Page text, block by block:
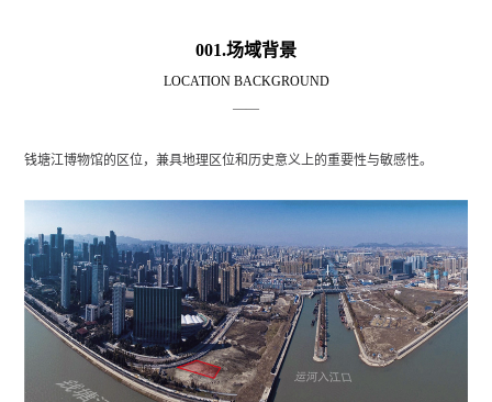
001.场域背景
LOCATION BACKGROUND
——
钱塘江博物馆的区位，兼具地理区位和历史意义上的重要性与敏感性。